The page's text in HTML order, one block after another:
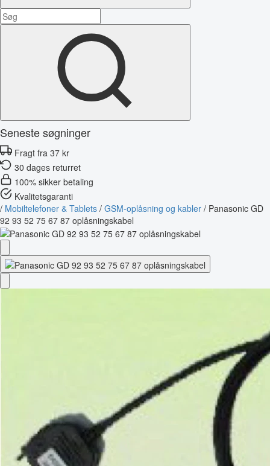
Seneste søgninger
Fragt fra 37 kr
30 dages returret
100% sikker betaling
Kvalitetsgaranti
/ Mobiltelefoner & Tablets / GSM-oplåsning og kabler / Panasonic GD
92 93 52 75 67 87 oplåsningskabel